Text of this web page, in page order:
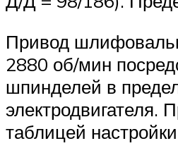
Привод
2880 об/мин
шпинделей в
таблицей